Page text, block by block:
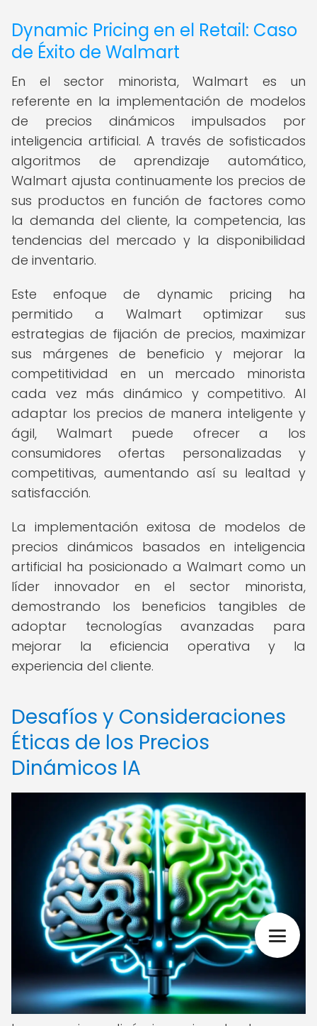
Dynamic Pricing en el Retail: Caso
de Éxito de Walmart
En el sector minorista, Walmart es un
referente en la implementación de modelos
de precios dinámicos impulsados por
inteligencia artificial. A través de sofisticados
algoritmos de aprendizaje automático,
Walmart ajusta continuamente los precios de
sus productos en función de factores como
la demanda del cliente, la competencia, las
tendencias del mercado y la disponibilidad
de inventario.
Este enfoque de dynamic pricing ha
permitido a Walmart optimizar sus
estrategias de fijación de precios, maximizar
sus márgenes de beneficio y mejorar la
competitividad en un mercado minorista
cada vez más dinámico y competitivo. Al
adaptar los precios de manera inteligente y
ágil, Walmart puede ofrecer a los
consumidores ofertas personalizadas y
competitivas, aumentando así su lealtad y
satisfacción.
La implementación exitosa de modelos de
precios dinámicos basados en inteligencia
artificial ha posicionado a Walmart como un
líder innovador en el sector minorista,
demostrando los beneficios tangibles de
adoptar tecnologías avanzadas para
mejorar la eficiencia operativa y la
experiencia del cliente.
Desafíos y Consideraciones
Éticas de los Precios
Dinámicos IA